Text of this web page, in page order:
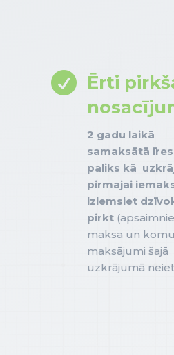
 Ērti
2 gadu laikā
samaksātā
paliks kā
pirmajai
izlemsiet
pirkt
maksa un
maksājumi šajā
uzkrājumā